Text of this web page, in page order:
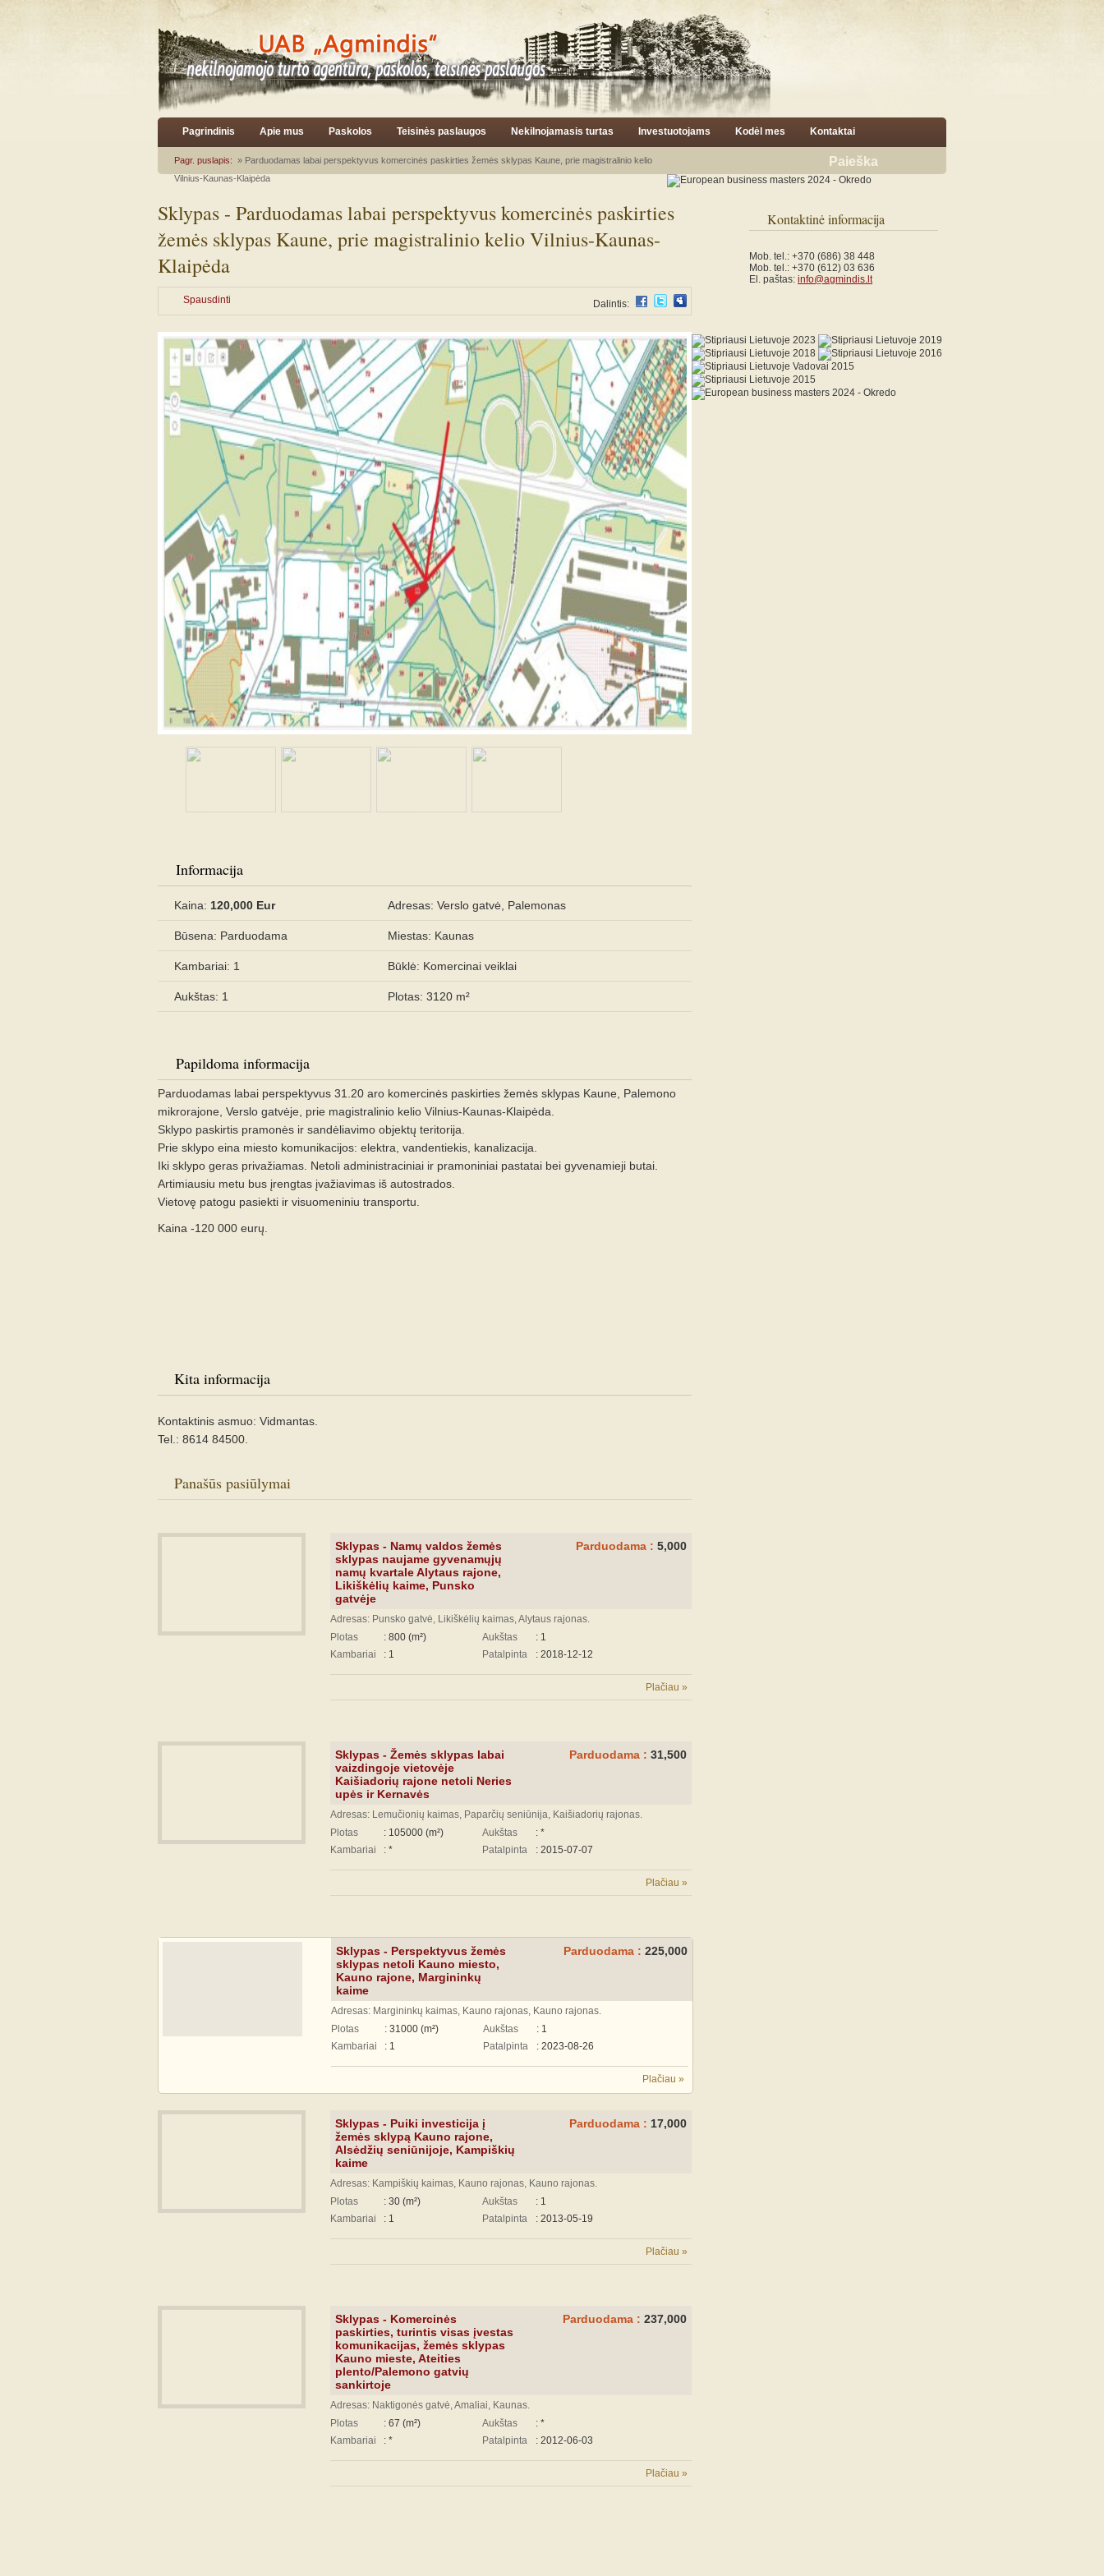
Pagrindinis Apie mus Paskolos Teisinės paslaugos Nekilnojamasis turtas Investuotojams Kodėl mes Kontaktai
Pagr. puslapis: » Parduodamas labai perspektyvus komercinės paskirties žemės sklypas Kaune, prie magistralinio kelio
Vilnius-Kaunas-Klaipėda
Paieška
Sklypas - Parduodamas labai perspektyvus komercinės paskirties
žemės sklypas Kaune, prie magistralinio kelio Vilnius-Kaunas-
Klaipėda
Spausdinti Dalintis:
Informacija
Kaina: 120,000 Eur Adresas: Verslo gatvė, Palemonas
Būsena: Parduodama Miestas: Kaunas
Kambariai: 1 Būklė: Komercinai veiklai
Aukštas: 1 Plotas: 3120 m²
Papildoma informacija
Parduodamas labai perspektyvus 31.20 aro komercinės paskirties žemės sklypas Kaune, Palemono
mikrorajone, Verslo gatvėje, prie magistralinio kelio Vilnius-Kaunas-Klaipėda.
Sklypo paskirtis pramonės ir sandėliavimo objektų teritorija.
Prie sklypo eina miesto komunikacijos: elektra, vandentiekis, kanalizacija.
Iki sklypo geras privažiamas. Netoli administraciniai ir pramoniniai pastatai bei gyvenamieji butai.
Artimiausiu metu bus įrengtas įvažiavimas iš autostrados.
Vietovę patogu pasiekti ir visuomeniniu transportu.
Kaina -120 000 eurų.
Kita informacija
Kontaktinis asmuo: Vidmantas.
Tel.: 8614 84500.
Panašūs pasiūlymai
Sklypas - Namų valdos žemės
sklypas naujame gyvenamųjų
namų kvartale Alytaus rajone,
Likiškėlių kaime, Punsko
gatvėje
Parduodama : 5,000
Adresas: Punsko gatvė, Likiškėlių kaimas, Alytaus rajonas.
Plotas
: 800 (m²)
Kambariai
: 1
Aukštas
: 1
Patalpinta
: 2018-12-12
Plačiau »
Sklypas - Žemės sklypas labai
vaizdingoje vietovėje
Kaišiadorių rajone netoli Neries
upės ir Kernavės
Parduodama : 31,500
Adresas: Lemučionių kaimas, Paparčių seniūnija, Kaišiadorių rajonas.
Plotas
: 105000 (m²)
Kambariai
: *
Aukštas
: *
Patalpinta
: 2015-07-07
Plačiau »
Sklypas - Perspektyvus žemės
sklypas netoli Kauno miesto,
Kauno rajone, Margininkų
kaime
Parduodama : 225,000
Adresas: Margininkų kaimas, Kauno rajonas, Kauno rajonas.
Plotas
: 31000 (m²)
Kambariai
: 1
Aukštas
: 1
Patalpinta
: 2023-08-26
Plačiau »
Sklypas - Puiki investicija į
žemės sklypą Kauno rajone,
Alsėdžių seniūnijoje, Kampiškių
kaime
Parduodama : 17,000
Adresas: Kampiškių kaimas, Kauno rajonas, Kauno rajonas.
Plotas
: 30 (m²)
Kambariai
: 1
Aukštas
: 1
Patalpinta
: 2013-05-19
Plačiau »
Sklypas - Komercinės
paskirties, turintis visas įvestas
komunikacijas, žemės sklypas
Kauno mieste, Ateities
plento/Palemono gatvių
sankirtoje
Parduodama : 237,000
Adresas: Naktigonės gatvė, Amaliai, Kaunas.
Plotas
: 67 (m²)
Kambariai
: *
Aukštas
: *
Patalpinta
: 2012-06-03
Plačiau »
Kontaktinė informacija
Mob. tel.: +370 (686) 38 448
Mob. tel.: +370 (612) 03 636
El. paštas: info@agmindis.lt